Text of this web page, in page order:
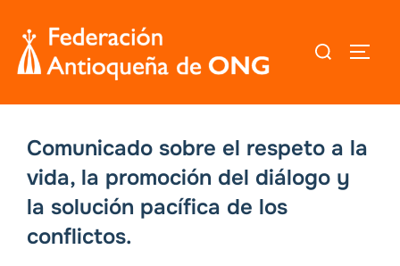
contenido
Buscar:
Comunicado sobre el respeto a la
vida, la promoción del diálogo y
la solución pacífica de los
conflictos.